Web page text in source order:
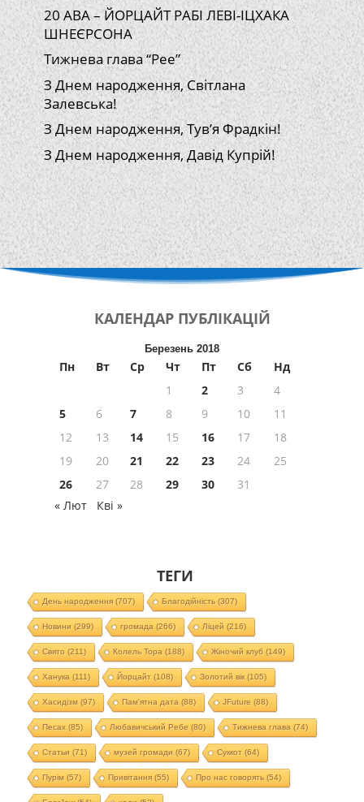
20 АВА – ЙОРЦАЙТ РАБІ ЛЕВІ-ІЦХАКА
ШНЕЄРСОНА
Тижнева глава “Рее”
З Днем народження, Світлана
Залевська!
З Днем народження, Тув’я Фрадкін!
З Днем народження, Давід Купрій!
КАЛЕНДАР ПУБЛІКАЦІЙ
Березень 2018
Пн Вт Ср Чт Пт Сб
Нд
1
2 3
4
5
6 7 8 9 10
11
12
13 14 15 16 17
18
19
20 21 22 23 24
25
26
27 28 29 30
31
« Лют
Кві »
ТЕГИ
День народження(707) Благодійність (307)
Новини (299) громада (266) Ліцей (216)
Свято (211) Колель Тора (188) Жіночий клуб (149)
Ханука (111) Йорцайт (108) Золотий вік(105)
Хасидізм (97) Пам'ятна дата (88) JFuture (88)
Песах(85) Любавичський Ребе (80) Тижнева глава (74)
Статьи (71) музей громади (67) Суккот (64)
Пурім (57) Привітання(55) Про нас говорять (54)